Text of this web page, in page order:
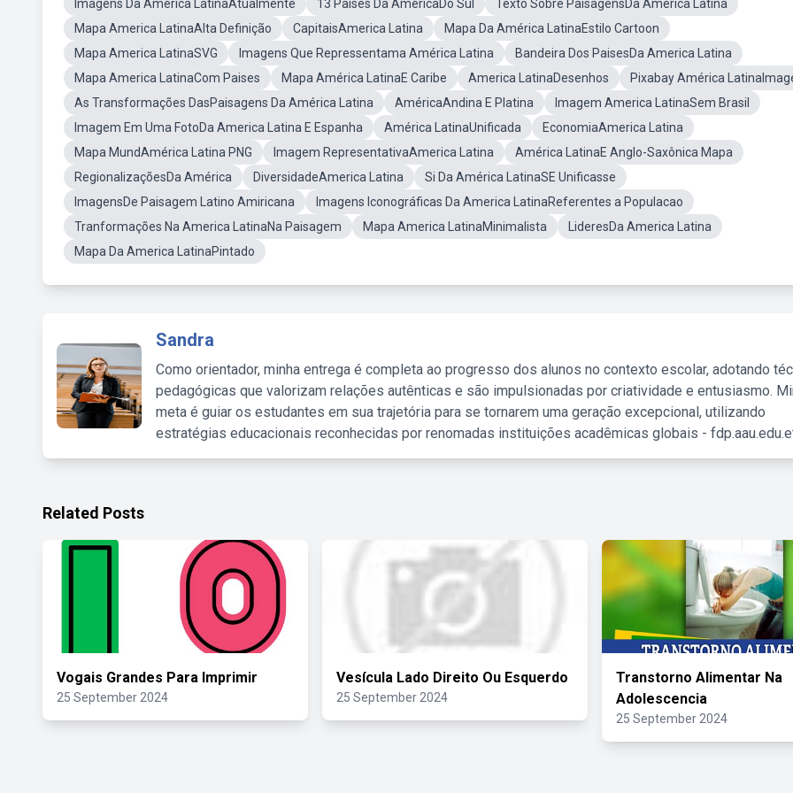
Imagens Da América LatinaAtualmente
13 Países Da AméricaDo Sul
Texto Sobre PaisagensDa América Latina
Mapa America LatinaAlta Definição
CapitaisAmerica Latina
Mapa Da América LatinaEstilo Cartoon
Mapa America LatinaSVG
Imagens Que Repressentama América Latina
Bandeira Dos PaisesDa America Latina
Mapa America LatinaCom Paises
Mapa América LatinaE Caribe America LatinaDesenhos
Pixabay América
As Transformações DasPaisagens Da América Latina
AméricaAndina E Platina
Imagem America LatinaSem Brasil
Imagem Em Uma FotoDa America Latina E Espanha
América LatinaUnificada
EconomiaAmerica Latina
Mapa MundAmérica Latina PNG
Imagem RepresentativaAmerica Latina
América LatinaE Anglo-Saxônica Mapa
RegionalizaçõesDa América
DiversidadeAmerica Latina
Si Da América LatinaSE Unificasse
ImagensDe Paisagem Latino Amiricana
Imagens Iconográficas Da America LatinaReferentes a Populacao
Tranformações Na America LatinaNa Paisagem
Mapa America LatinaMinimalista
LideresDa America Latina
Mapa Da America LatinaPintado
Sandra
Como orientador, minha entrega é completa ao progresso dos alunos no contexto escolar, adotando
pedagógicas que valorizam relações autênticas e são impulsionadas por criatividade e entusiasmo.
meta é guiar os estudantes em sua trajetória para se tornarem uma geração excepcional, utilizando
estratégias educacionais reconhecidas por renomadas instituições acadêmicas globais -
Related Posts
Vogais Grandes Para Imprimir
25 September 2024
Vesícula Lado Direito Ou Esquerdo
25 September 2024
Transtorno Alimentar Na
Adolescencia
25 September 2024